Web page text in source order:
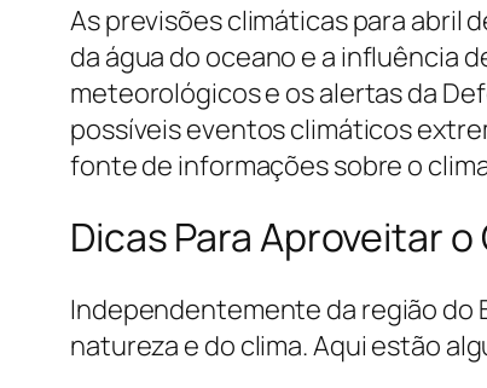
As previsões climáticas para abril
da água do oceano e a influência
meteorológicos e os alertas da
possíveis eventos climáticos
fonte de informações sobre o
Dicas Para Aproveitar o
Independentemente da região do
natureza e do clima. Aqui estão